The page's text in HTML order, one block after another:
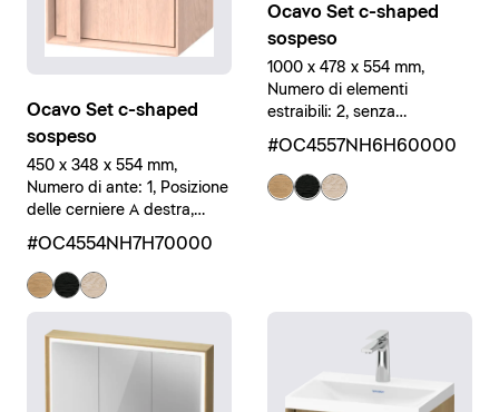
Ocavo Set c-shaped
sospeso
450 x 348 x 554 mm,
Numero di ante: 1, Posizione
delle cerniere A destra,
senza Troppopieno, Rovere
chiaro massello opaco,
Bianco
#OC4554NH7H70000
Ocavo Set c-shaped
sospeso
1000 x 478 x 554 mm,
Numero di elementi
estraibili: 2, senza
massello opaco, Bianco
#OC4557NH6H60000